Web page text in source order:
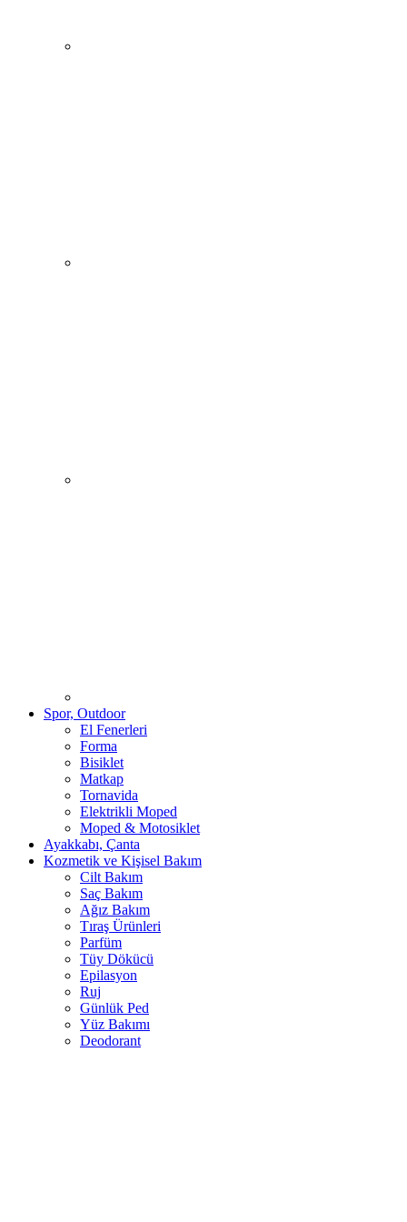
Spor, Outdoor
El Fenerleri
Forma
Bisiklet
Matkap
Tornavida
Elektrikli Moped
Moped & Motosiklet
Ayakkabı, Çanta
Kozmetik ve Kişisel Bakım
Cilt Bakım
Saç Bakım
Ağız Bakım
Tıraş Ürünleri
Parfüm
Tüy Dökücü
Epilasyon
Ruj
Günlük Ped
Yüz Bakımı
Deodorant